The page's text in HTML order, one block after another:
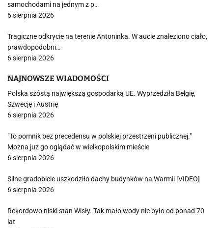
samochodami na jednym z p…
6 sierpnia 2026
Tragiczne odkrycie na terenie Antoninka. W aucie znaleziono ciało,
prawdopodobni…
6 sierpnia 2026
NAJNOWSZE WIADOMOŚCI
Polska szóstą największą gospodarką UE. Wyprzedziła Belgię,
Szwecję i Austrię
6 sierpnia 2026
"To pomnik bez precedensu w polskiej przestrzeni publicznej."
Można już go oglądać w wielkopolskim mieście
6 sierpnia 2026
Silne gradobicie uszkodziło dachy budynków na Warmii [VIDEO]
6 sierpnia 2026
Rekordowo niski stan Wisły. Tak mało wody nie było od ponad 70
lat